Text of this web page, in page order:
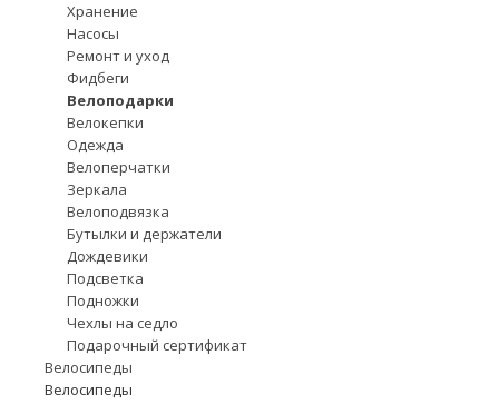
Хранение
Насосы
Ремонт и уход
Фидбеги
Велоподарки
Велокепки
Одежда
Велоперчатки
Зеркала
Велоподвязка
Бутылки и держатели
Дождевики
Подсветка
Подножки
Чехлы на седло
Подарочный сертификат
Велосипеды
Велосипеды